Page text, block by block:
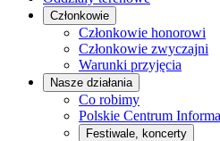
Członkowie
Członkowie honorowi
Członkowie zwyczajni
Warunki przyjęcia
Nasze działania
Co robimy
Polskie Centrum
Festiwale, koncerty